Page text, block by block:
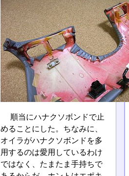
順当にハナクソボンドで止
めることにした。ちなみに、
オイラがハナクソボンドを多
用するのは愛用しているわけ
ではなく、たまたま手持ちで